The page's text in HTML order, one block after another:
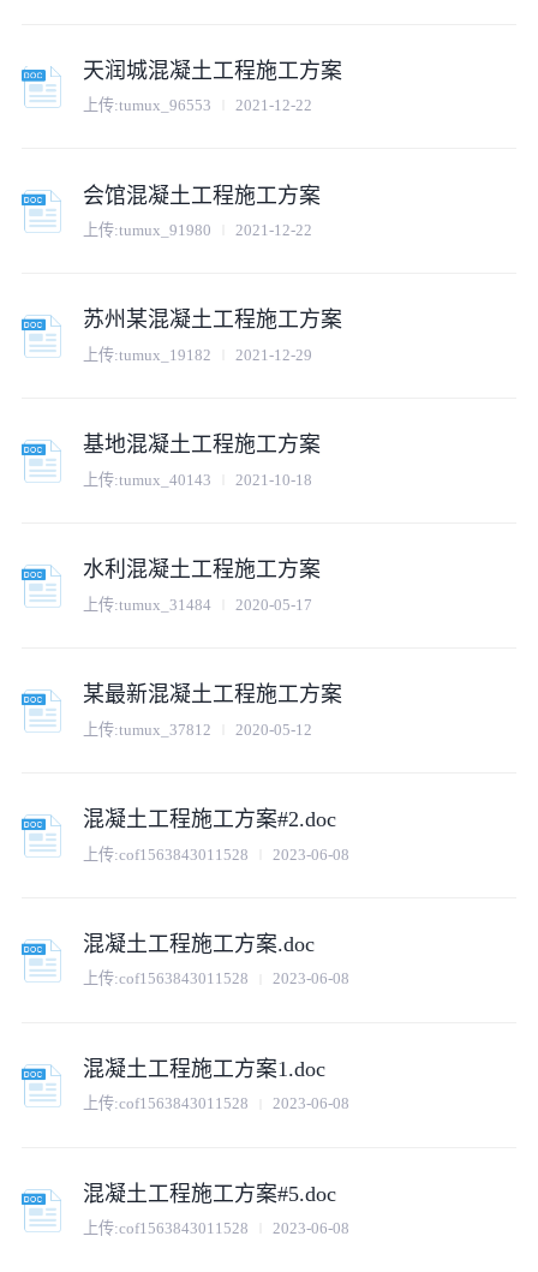
天润城混凝土工程施工方案
上传:tumux_96553 2021-12-22
会馆混凝土工程施工方案
上传:tumux_91980 2021-12-22
苏州某混凝土工程施工方案
上传:tumux_19182 2021-12-29
基地混凝土工程施工方案
上传:tumux_40143 2021-10-18
水利混凝土工程施工方案
上传:tumux_31484 2020-05-17
某最新混凝土工程施工方案
上传:tumux_37812 2020-05-12
混凝土工程施工方案#2.doc
上传:cof1563843011528 2023-06-08
混凝土工程施工方案.doc
上传:cof1563843011528 2023-06-08
混凝土工程施工方案1.doc
上传:cof1563843011528 2023-06-08
混凝土工程施工方案#5.doc
上传:cof1563843011528 2023-06-08